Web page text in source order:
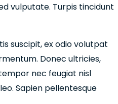
vulputate. Turpis tincidunt
suscipit, ex odio volutpat
Donec ultricies,
nec feugiat nisl
Sapien pellentesque